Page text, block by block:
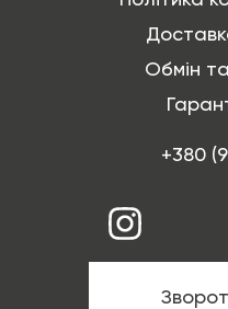
Обмін
+380